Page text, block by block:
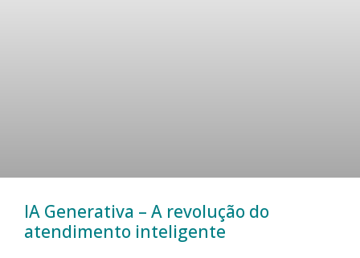
IA Generativa – A revolução do
atendimento inteligente